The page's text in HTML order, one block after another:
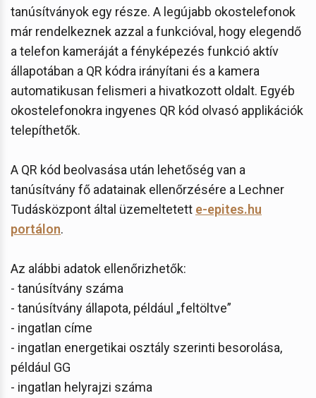
tanúsítványok egy része. A legújabb okostelefonok
már rendelkeznek azzal a funkcióval, hogy elegendő
a telefon kameráját a fényképezés funkció aktív
állapotában a QR kódra irányítani és a kamera
automatikusan felismeri a hivatkozott oldalt. Egyéb
okostelefonokra ingyenes QR kód olvasó applikációk
telepíthetők.
A QR kód beolvasása után lehetőség van a
tanúsítvány fő adatainak ellenőrzésére a Lechner
Tudásközpont által üzemeltetett e-epites.hu
portálon.
Az alábbi adatok ellenőrizhetők:
- tanúsítvány száma
- tanúsítvány állapota, például „feltöltve”
- ingatlan címe
- ingatlan energetikai osztály szerinti besorolása,
például GG
- ingatlan helyrajzi száma